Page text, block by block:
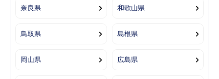
奈良県 和歌山県
鳥取県 島根県
岡山県 広島県